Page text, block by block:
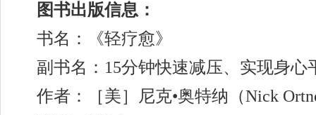
图书出版信息：
书名：《轻疗愈》
副书名：15分钟快速减压、实现身心
作者：［美］尼克•奥特纳（Nick